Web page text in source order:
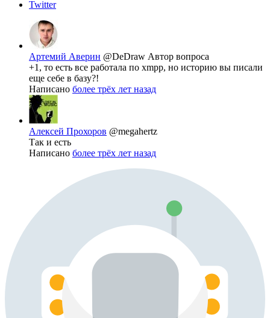
Twitter
Артемий Аверин @DeDraw Автор вопроса
+1, то есть все работала по xmpp, но историю вы писали
еще себе в базу?!
Написано более трёх лет назад
Алексей Прохоров @megahertz
Так и есть
Написано более трёх лет назад